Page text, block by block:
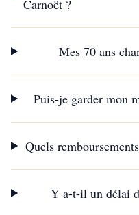
Carnoët ?
Mes 70 ans
Puis-je garder mon
Quels
Y a-t-il un délai